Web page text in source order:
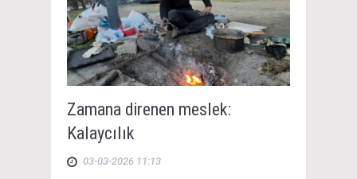
Zamana direnen meslek:
Kalaycılık
03-03-2026 11:13